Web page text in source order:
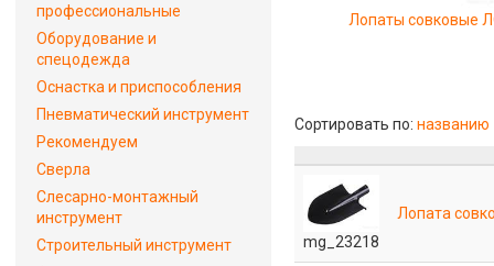
Лопаты совковые
Сортировать по:названию
mg_23218
Лопата
профессиональные
Оборудование и
спецодежда
Оснастка и приспособления
Пневматический инструмент
Рекомендуем
Сверла
Слесарно-монтажный
инструмент
Строительный инструмент